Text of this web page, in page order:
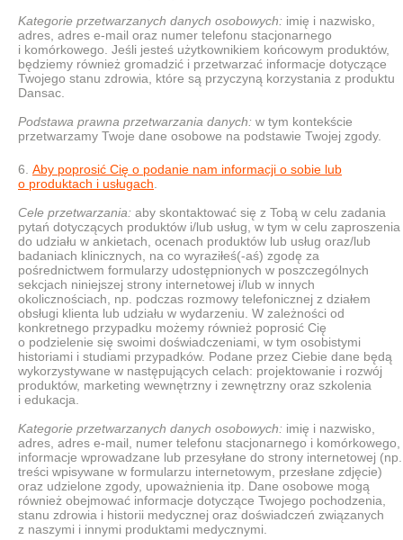
Kategorie przetwarzanych danych osobowych: imię i nazwisko,
adres, adres e-mail oraz numer telefonu stacjonarnego
i komórkowego. Jeśli jesteś użytkownikiem końcowym produktów,
będziemy również gromadzić i przetwarzać informacje dotyczące
Twojego stanu zdrowia, które są przyczyną korzystania z produktu
Dansac.
Podstawa prawna przetwarzania danych: w tym kontekście
przetwarzamy Twoje dane osobowe na podstawie Twojej zgody.
Aby poprosić Cię o podanie nam informacji o sobie lub
o produktach i usługach
Cele przetwarzania: aby skontaktować się z Tobą w celu zadania
pytań dotyczących produktów i/lub usług, w tym w celu zaproszenia
do udziału w ankietach, ocenach produktów lub usług oraz/lub
badaniach klinicznych, na co wyraziłeś(-aś) zgodę za
pośrednictwem formularzy udostępnionych w poszczególnych
sekcjach niniejszej strony internetowej i/lub w innych
okolicznościach, np. podczas rozmowy telefonicznej z działem
obsługi klienta lub udziału w wydarzeniu. W zależności od
konkretnego przypadku możemy również poprosić Cię
o podzielenie się swoimi doświadczeniami, w tym osobistymi
historiami i studiami przypadków. Podane przez Ciebie dane będą
wykorzystywane w następujących celach: projektowanie i rozwój
produktów, marketing wewnętrzny i zewnętrzny oraz szkolenia
i edukacja.
Kategorie przetwarzanych danych osobowych: imię i nazwisko,
adres, adres e-mail, numer telefonu stacjonarnego i komórkowego,
informacje wprowadzane lub przesyłane do strony internetowej (np.
treści wpisywane w formularzu internetowym, przesłane zdjęcie)
oraz udzielone zgody, upoważnienia itp. Dane osobowe mogą
również obejmować informacje dotyczące Twojego pochodzenia,
stanu zdrowia i historii medycznej oraz doświadczeń związanych
z naszymi i innymi produktami medycznymi.